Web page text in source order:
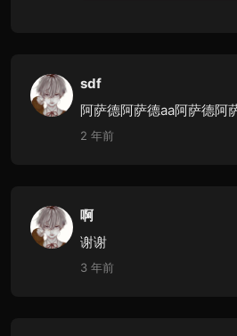
sdf
阿萨德阿萨德aa阿萨德阿
2 年前
啊
谢谢
3 年前